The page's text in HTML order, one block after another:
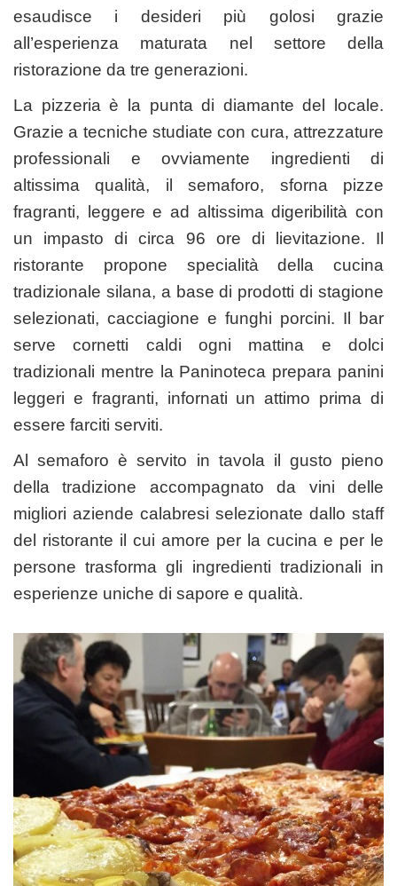
esaudisce i desideri più golosi grazie
all’esperienza maturata nel settore della
ristorazione da tre generazioni.
La pizzeria è la punta di diamante del locale.
Grazie a tecniche studiate con cura, attrezzature
professionali e ovviamente ingredienti di
altissima qualità, il semaforo, sforna pizze
fragranti, leggere e ad altissima digeribilità con
un impasto di circa 96 ore di lievitazione. Il
ristorante propone specialità della cucina
tradizionale silana, a base di prodotti di stagione
selezionati, cacciagione e funghi porcini. Il bar
serve cornetti caldi ogni mattina e dolci
tradizionali mentre la Paninoteca prepara panini
leggeri e fragranti, infornati un attimo prima di
essere farciti serviti.
Al semaforo è servito in tavola il gusto pieno
della tradizione accompagnato da vini delle
migliori aziende calabresi selezionate dallo staff
del ristorante il cui amore per la cucina e per le
persone trasforma gli ingredienti tradizionali in
esperienze uniche di sapore e qualità.